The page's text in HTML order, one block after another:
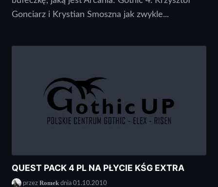
Gonciarz i Krystian Smoszna jak zwykle...
QUEST PACK 4 PL NA PŁYCIE KŚG EXTRA
przez Romek dnia 01.10.2010